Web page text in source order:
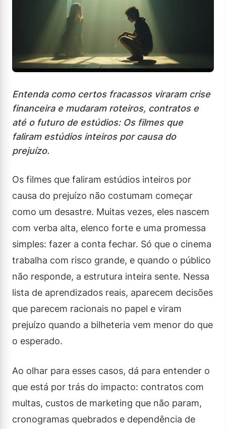
Entenda como certos fracassos viraram crise
financeira e mudaram roteiros, contratos e
até o futuro de estúdios: Os filmes que
faliram estúdios inteiros por causa do
prejuízo.
Os filmes que faliram estúdios inteiros por
causa do prejuízo não costumam começar
como um desastre. Muitas vezes, eles nascem
com verba alta, elenco forte e uma promessa
simples: fazer a conta fechar. Só que o cinema
trabalha com risco grande, e quando o público
não responde, a estrutura inteira sente. Nessa
lista de aprendizados reais, aparecem decisões
que parecem racionais no papel e viram
prejuízo quando a bilheteria vem menor do que
o esperado.
Ao olhar para esses casos, dá para entender o
que está por trás do impacto: contratos com
multas, custos de marketing que não param,
cronogramas quebrados e dependência de